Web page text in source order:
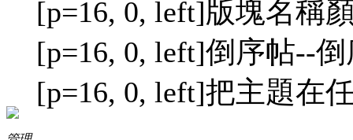
[p=16, 0, left]版塊名稱
[p=16, 0, left]倒序帖--
[p=16, 0, left]把主題在